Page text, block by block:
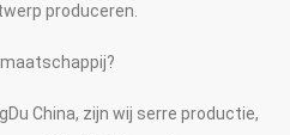
produceren.
China, zijn wij serre productie,